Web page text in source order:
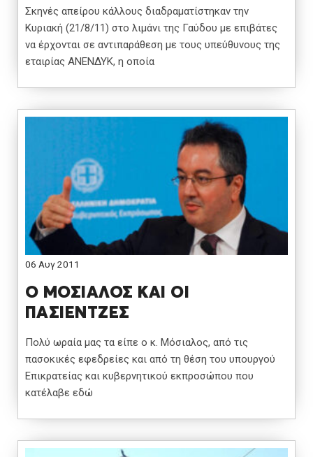
Σκηνές απείρου κάλλους διαδραματίστηκαν την
Κυριακή (21/8/11) στο λιμάνι της Γαύδου με επιβάτες
να έρχονται σε αντιπαράθεση με τους υπεύθυνους της
εταιρίας ΑΝΕΝΔΥΚ, η οποία
06 Αυγ 2011
Ο ΜΟΣΙΑΛΟΣ ΚΑΙ ΟΙ
ΠΑΣΙΕΝΤΖΕΣ
Πολύ ωραία μας τα είπε ο κ. Μόσιαλος, από τις
πασοκικές εφεδρείες και από τη θέση του υπουργού
Επικρατείας και κυβερνητικού εκπροσώπου που
κατέλαβε εδώ